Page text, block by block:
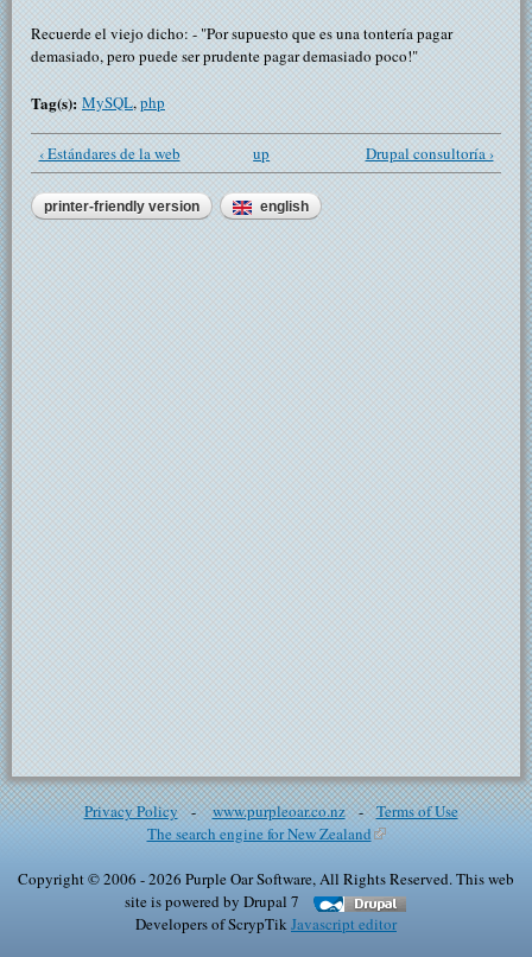
Recuerde el viejo dicho: - "Por supuesto que es una tontería pagar
demasiado, pero puede ser prudente pagar demasiado poco!"
Tag(s): MySQL,php
‹ Estándares de la web up Drupal consultoría ›
printer-friendly version english
Privacy Policy-www.purpleoar.co.nz-Terms of Use
The search engine for New Zealand(link is external)
Copyright © 2006 - 2026 Purple Oar Software, All Rights Reserved. This web
site is powered by Drupal 7
Developers of ScrypTikJavascript editor